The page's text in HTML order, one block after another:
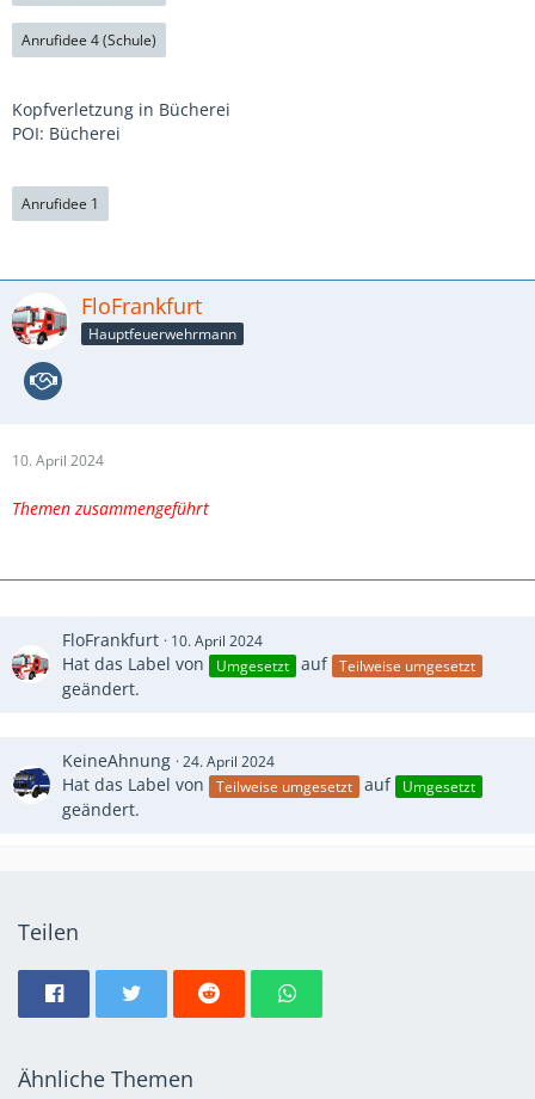
Anrufidee 4 (Schule)
Kopfverletzung in Bücherei
POI: Bücherei
Anrufidee 1
FloFrankfurt
Hauptfeuerwehrmann
10. April 2024
Themen zusammengeführt
FloFrankfurt 10. April 2024
Hat das Label von Umgesetzt auf Teilweise umgesetzt
geändert.
KeineAhnung 24. April 2024
Hat das Label von Teilweise umgesetzt auf Umgesetzt
geändert.
Teilen
Ähnliche Themen